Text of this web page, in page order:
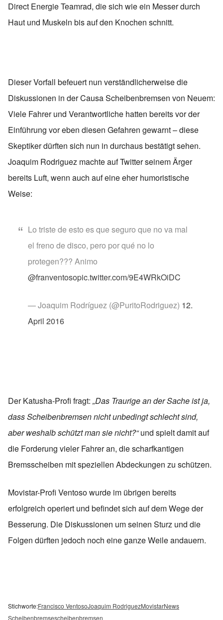
Direct Energie Teamrad, die sich wie ein Messer durch
Haut und Muskeln bis auf den Knochen schnitt.
Dieser Vorfall befeuert nun verständlicherweise die
Diskussionen in der Causa Scheibenbremsen von Neuem:
Viele Fahrer und Verantwortliche hatten bereits vor der
Einführung vor eben diesen Gefahren gewarnt – diese
Skeptiker dürften sich nun in durchaus bestätigt sehen.
Joaquim Rodriguez machte auf Twitter seinem Ärger
bereits Luft, wenn auch auf eine eher humoristische
Weise:
Lo triste de esto es que seguro que no va mal
el freno de disco, pero por qué no lo
protegen??? Animo
@franventosopic.twitter.com/9E4WRkOiDC
— Joaquim Rodríguez (@PuritoRodriguez) 12.
April 2016
Der Katusha-Profi fragt: „Das Traurige an der Sache ist ja,
dass Scheibenbremsen nicht unbedingt schlecht sind,
aber weshalb schützt man sie nicht?“und spielt damit auf
die Forderung vieler Fahrer an, die scharfkantigen
Bremsscheiben mit speziellen Abdeckungen zu schützen.
Movistar-Profi Ventoso wurde im übrigen bereits
erfolgreich operiert und befindet sich auf dem Wege der
Besserung. Die Diskussionen um seinen Sturz und die
Folgen dürften jedoch noch eine ganze Weile andauern.
Stichworte:Francisco VentosoJoaquim RodriguezMovistarNews
Scheibenbremsescheibenbremsen